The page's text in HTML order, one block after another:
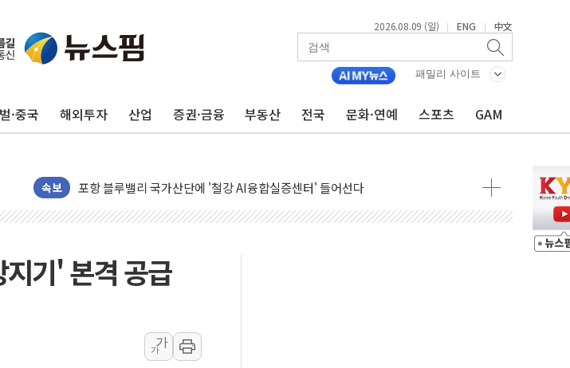
2026.08.09 (일) | ENG | 中文
패밀리 사이트
·중국 해외투자 산업 증권·금융 부동산 전국 문화·연예 스포츠 GAM
속보
평택 진위면 공장서 질식사고 발생…작업자 1명 숨져
상주 낙동강 선착장 하류서 50대 숨진 채 발견...경찰, 조사 중
[종합] 김민석, 정청래에 누적 '1.48%p' 차 선두 유지...金 46.01% vs 鄭 44.53%
인천서 말다툼 중 어머니 살해 10대 구속…범행 후 반려견도 죽여
김민석, 강원·대구·경북 경선서 정청래에 승리…金 48.54% vs 鄭 44.40%
[속보] 민주, 경북 경선 결과 발표...김민석 47.37% 정청래 45.71% 송영길 6.92%
[속보] 민주, 대구 경선 결과 발표...정청래 47.82% 김민석 46.35% 송영길 5.83%
기' 본격 공급
가
가